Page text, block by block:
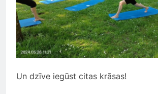
Un dzīve iegūst citas krāsas!